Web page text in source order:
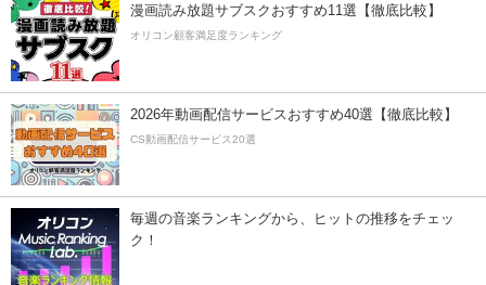
漫画読み放題サブスクおすすめ11選【徹底比較】
オリコン顧客満足度ランキング
2026年動画配信サービスおすすめ40選【徹底比較】
CS動画配信サービス20選
毎週の音楽ランキングから、ヒットの推移をチェッ
ク！